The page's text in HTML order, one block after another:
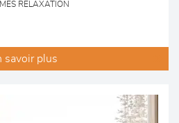
RELAXATION
savoir plus